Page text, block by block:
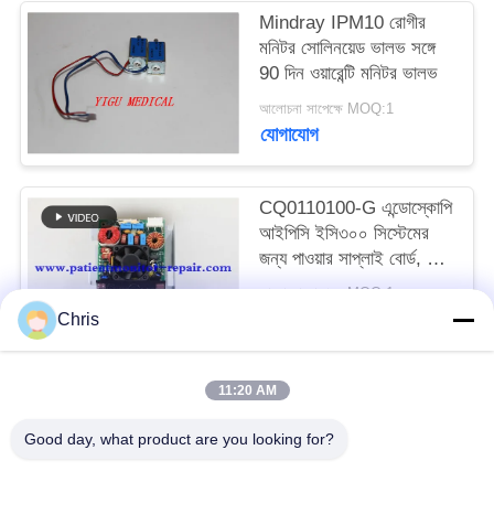
NEWS
সাইট
PRIVACY
POLICY
Mindray IPM10 রোগীর
মনিটর সোলিনয়েড ভালভ সঙ্গে
90 দিন ওয়ারেন্টি মনিটর ভালভ
আলোচনা সাপেক্ষে MOQ:1
যোগাযোগ
CQ0110100-G এন্ডোস্কোপি
আইপিসি ইসি৩০০ সিস্টেমের
জন্য পাওয়ার সাপ্লাই বোর্ড, ৯০
দিনের ওয়ারেন্টি সহ এবং ব্যবহৃত
আলোচনা সাপেক্ষে MOQ:1pc
Chris
11:20 AM
Good day, what product are you looking for?